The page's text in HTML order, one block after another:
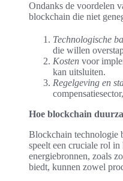
Ondanks de voordelen
blockchain die niet
Technologische
die willen
Kosten voor
kan uitsluiten.
Regelgeving en
Hoe blockchain
Blockchain technologie
speelt een cruciale rol in
energiebronnen, zoals
biedt, kunnen zowel